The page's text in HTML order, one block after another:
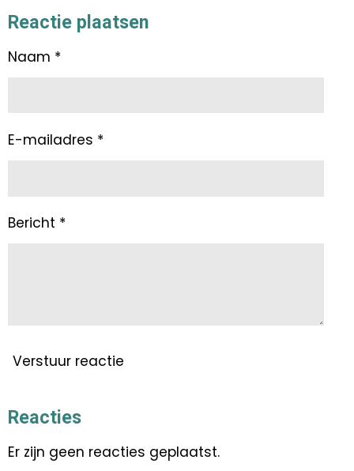
Reactie plaatsen
Naam *
E-mailadres *
Bericht *
Verstuur reactie
Reacties
Er zijn geen reacties geplaatst.